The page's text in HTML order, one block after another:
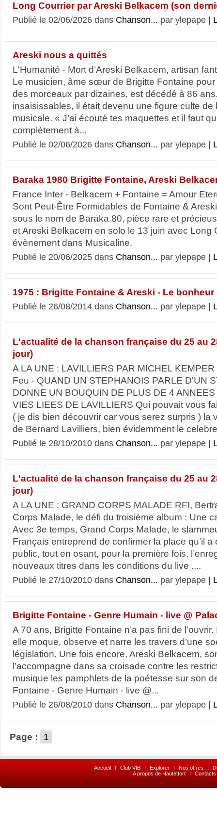
Long Courrier par Areski Belkacem (son
Publié le 02/06/2026 dans Chanson... par ylepape |
Areski nous a quittés
L'Humanité - Mort d’Areski Belkacem, artisan
Le musicien, âme sœur de Brigitte Fontaine
des morceaux par dizaines, est décédé à 86
insaisissables, il était devenu une figure culte de
musicale. « J’ai écouté tes maquettes et il faut
complètement à...
Publié le 02/06/2026 dans Chanson... par ylepape |
Baraka 1980 Brigitte Fontaine, Areski
France Inter - Belkacem + Fontaine = Amour
Sont Peut-Être Formidables de Fontaine &
sous le nom de Baraka 80, pièce rare et
et Areski Belkacem en solo le 13 juin avec Long
évènement dans Musicaline.
Publié le 20/06/2025 dans Chanson... par ylepape |
1975 : Brigitte Fontaine & Areski - Le bonheur
Publié le 26/08/2014 dans Chanson... par ylepape |
L'actualité de la chanson française du 25 au
jour)
A LA UNE : LAVILLIERS PAR MICHEL
Feu - QUAND UN STEPHANOIS PARLE D'UN
DONNE UN BOUQUIN DE PLUS DE 4
VIES LIEES DE LAVILLIERS Qui pouvait vous
( je dis bien découvrir car vous serez surpris ) la
de Bernard Lavilliers, bien évidemment le
Publié le 28/10/2010 dans Chanson... par ylepape |
L'actualité de la chanson française du 25 au
jour)
A LA UNE : GRAND CORPS MALADE RFI,
Corps Malade, le défi du troisième album : Une
Avec 3e temps, Grand Corps Malade, le
Français entreprend de confirmer la place qu’il
public, tout en osant, pour la première fois,
nouveaux titres dans les conditions du live ....
Publié le 27/10/2010 dans Chanson... par ylepape |
Brigitte Fontaine - Genre Humain - live @
A 70 ans, Brigitte Fontaine n’a pas fini de
elle moque, observe et narre les travers d’une
législation. Une fois encore, Areski Belkacem,
l’accompagne dans sa croisade contre les
musique les pamphlets de la poétesse sur son
Fontaine - Genre Humain - live @...
Publié le 26/08/2010 dans Chanson... par ylepape |
Page : 1
Accueil I Club VIB I Explorer I Nos offres I
A propos de Hautetfort
I Contacts